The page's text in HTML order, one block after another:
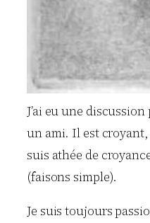
J’ai eu une
un ami. Il est
suis athée de
(faisons simple).
Je suis toujours